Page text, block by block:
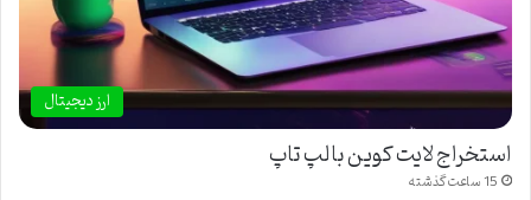
ارز دیجیتال
استخراج لایت کوین با لپ تاپ
15 ساعت گذشته